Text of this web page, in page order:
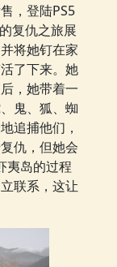
，登陆PS5
复仇之旅展
将她钉在家
了下来。她
，她带着一
鬼、狐、蜘
追捕他们，
仇，但她会
夷岛的过程
联系，这让